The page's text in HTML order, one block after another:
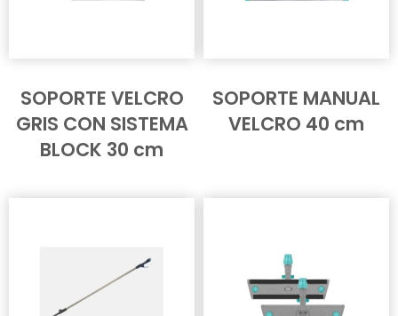
SOPORTE VELCRO
GRIS CON SISTEMA
BLOCK 30 cm
SOPORTE MANUAL
VELCRO 40 cm